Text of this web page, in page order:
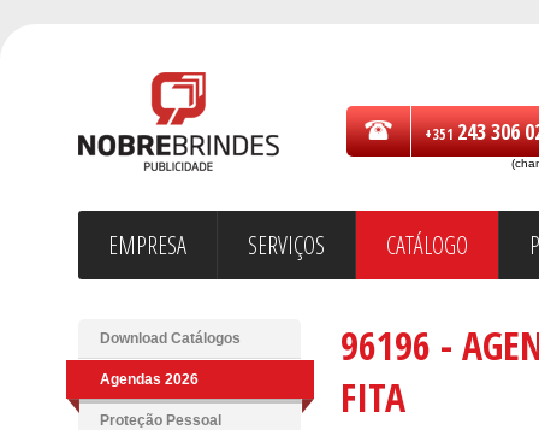
+351243 306
EMPRESA SERVIÇOS CATÁLOGO
Download Catálogos
Agendas 2026
Proteção Pessoal
96196 -
FITA